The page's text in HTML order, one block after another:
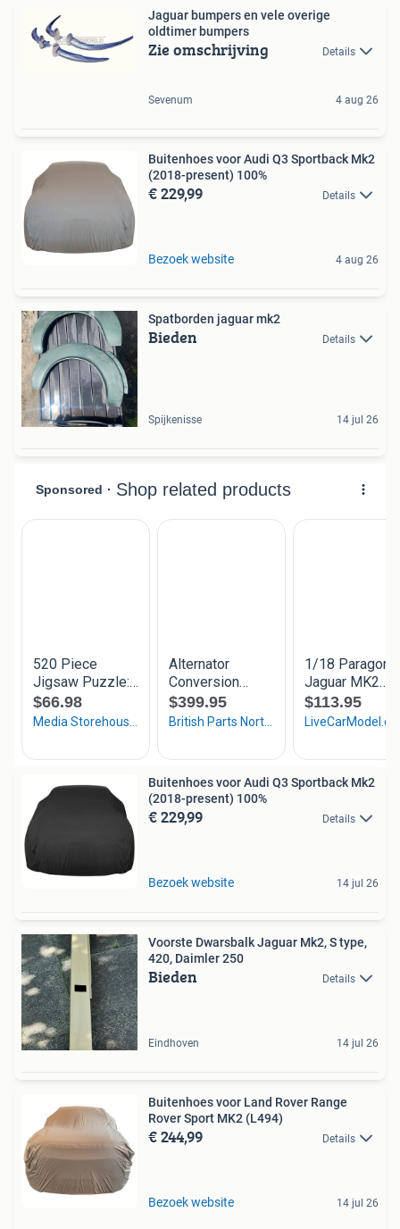
Jaguar bumpers en vele overige
oldtimer bumpers
Zie omschrijving Details
Sevenum 4 aug 26
Buitenhoes voor Audi Q3 Sportback Mk2
(2018-present) 100%
€ 229,99 Details
Bezoek website 4 aug 26
Spatborden jaguar mk2
Bieden Details
Spijkenisse 14 jul 26
Buitenhoes voor Audi Q3 Sportback Mk2
(2018-present) 100%
€ 229,99 Details
Bezoek website 14 jul 26
Voorste Dwarsbalk Jaguar Mk2, S type,
420, Daimler 250
Bieden Details
Eindhoven 14 jul 26
Buitenhoes voor Land Rover Range
Rover Sport MK2 (L494)
€ 244,99 Details
Bezoek website 14 jul 26